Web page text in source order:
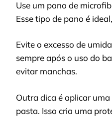
Use um pano de
Esse tipo de pano é
Evite o excesso de
sempre após o uso do
evitar manchas.
Outra dica é aplicar
pasta. Isso cria uma